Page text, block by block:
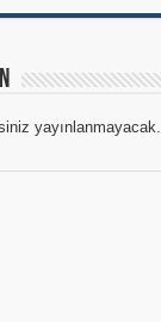
yayınlanmayacak.